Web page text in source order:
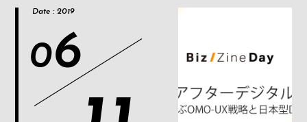
Date : 2019
06